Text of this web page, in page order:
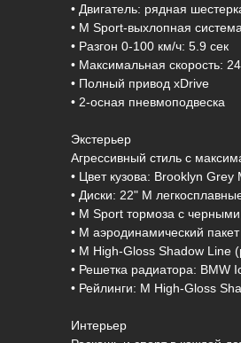
• Двигатель: рядная
• M Sport-выхлопная система
• Разгон 0-100 км/ч: 5.9 сек
• Максимальная скорость:
• Полный привод xDrive
• 2-осная пневмоподвеска
Экстерьер
Агрессивный стиль с
• Цвет кузова: Brooklyn Grey
• Диски: 22" M
• M Sport тормоза с
• M аэродинамический пакет
• M High-Gloss Shadow Line
• Решетка радиатора: BMW
• Рейлинги: M High-Gloss
Интерьер